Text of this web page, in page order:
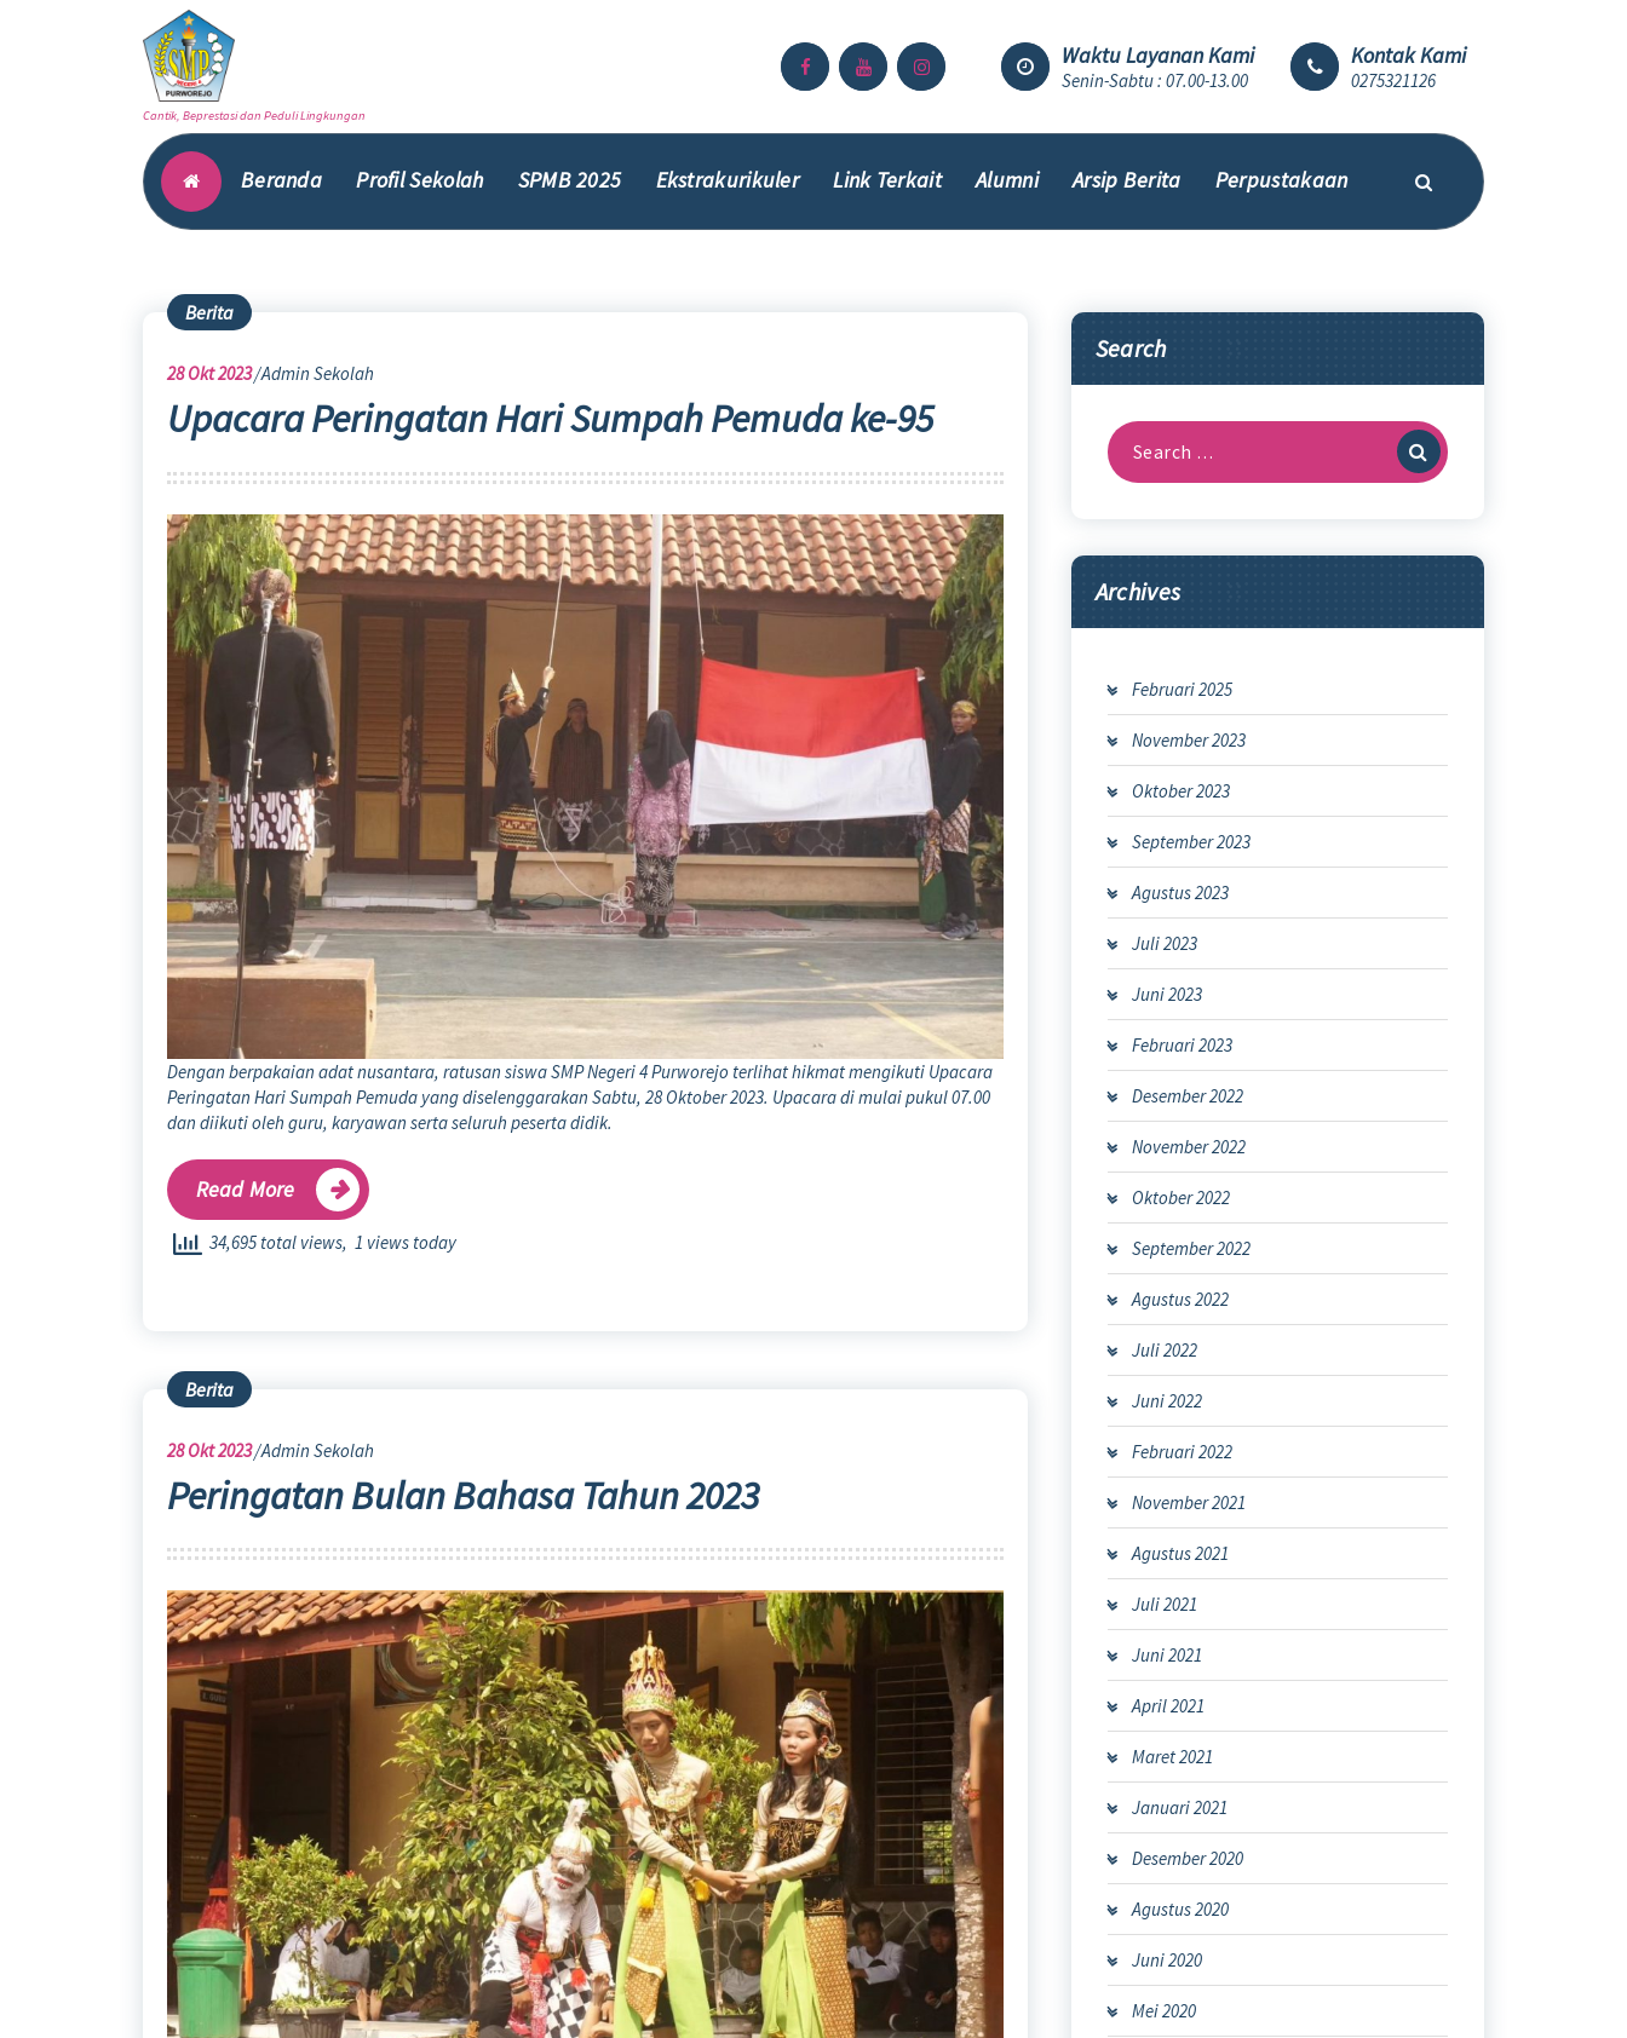
Cantik, Beprestasi dan Peduli Lingkungan
Waktu Layanan Kami
Senin-Sabtu : 07.00-13.00
Kontak Kami
0275321126
Beranda Profil Sekolah SPMB 2025 Ekstrakurikuler Link Terkait Alumni Arsip Berita Perpustakaan
Berita
28Okt 2023 Admin Sekolah
Upacara Peringatan Hari Sumpah Pemuda ke-95
Dengan berpakaian adat nusantara, ratusan siswa SMP Negeri 4 Purworejo terlihat hikmat mengikuti Upacara
Peringatan Hari Sumpah Pemuda yang diselenggarakan Sabtu, 28 Oktober 2023. Upacara di mulai pukul 07.00
dan diikuti oleh guru, karyawan serta seluruh peserta didik.
Read More
34,695 total views, 1 views today
Berita
28Okt 2023 Admin Sekolah
Peringatan Bulan Bahasa Tahun 2023
Search
Search
for:
Archives
Februari 2025
November 2023
Oktober 2023
September 2023
Agustus 2023
Juli 2023
Juni 2023
Februari 2023
Desember 2022
November 2022
Oktober 2022
September 2022
Agustus 2022
Juli 2022
Juni 2022
Februari 2022
November 2021
Agustus 2021
Juli 2021
Juni 2021
April 2021
Maret 2021
Januari 2021
Desember 2020
Agustus 2020
Juni 2020
Mei 2020